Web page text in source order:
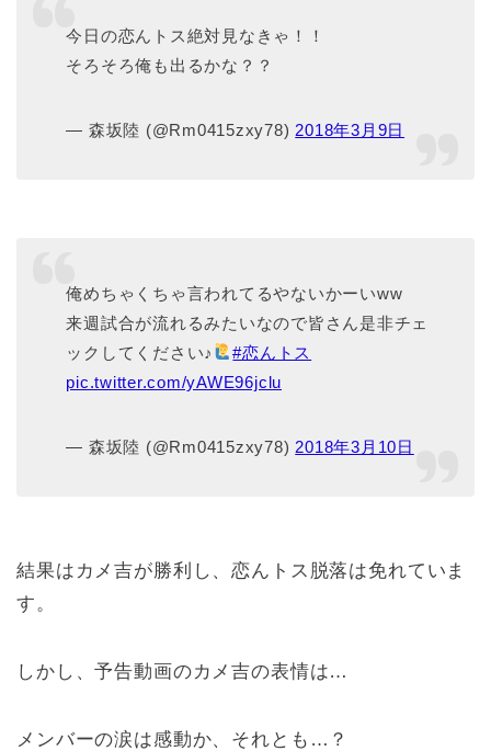
今日の恋んトス絶対見なきゃ！！
そろそろ俺も出るかな？？
— 森坂陸 (@Rm0415zxy78) 2018年3月9日
俺めちゃくちゃ言われてるやないかーいww
来週試合が流れるみたいなので皆さん是非チェ
ックしてください♪
#恋んトス
pic.twitter.com/yAWE96jclu
— 森坂陸 (@Rm0415zxy78) 2018年3月10日
結果はカメ吉が勝利し、恋んトス脱落は免れていま
す。
しかし、予告動画のカメ吉の表情は…
メンバーの涙は感動か、それとも…？